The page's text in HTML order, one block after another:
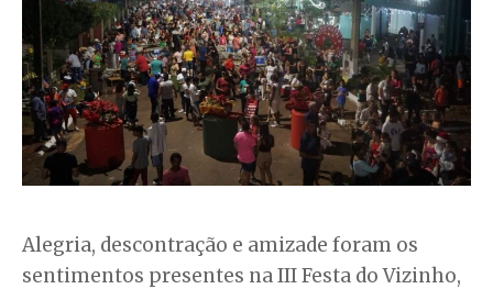
Alegria, descontração e amizade foram os
sentimentos presentes na III Festa do Vizinho,